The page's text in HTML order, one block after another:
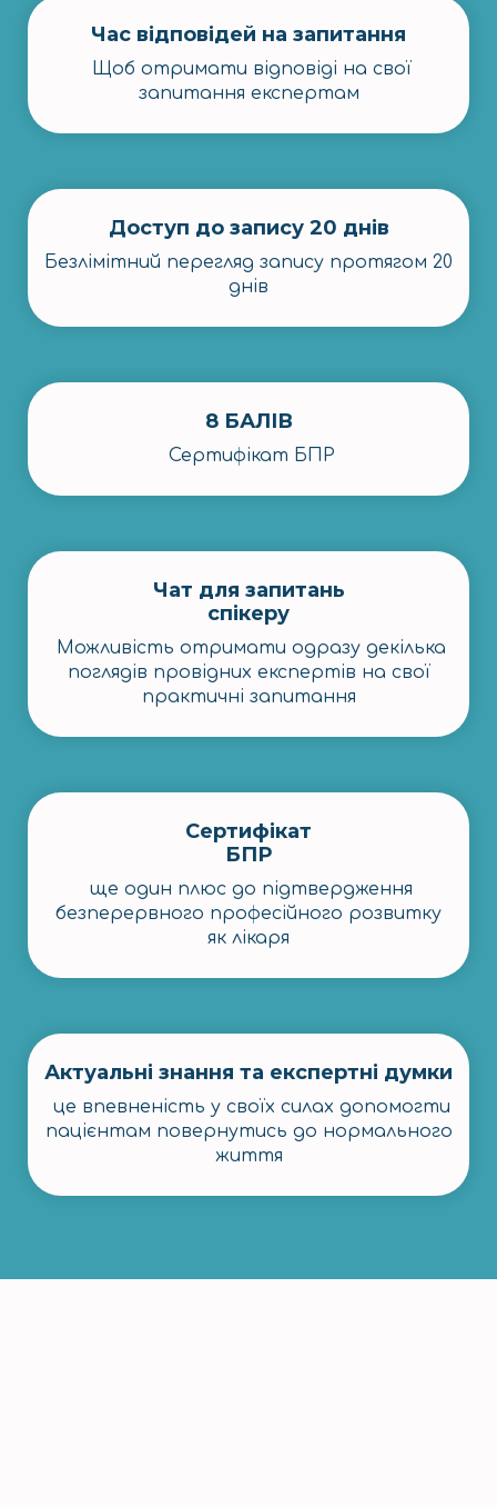
Час відповідей на запитання
Щоб отримати відповіді на свої
запитання експертам
Доступ до запису 20 днів
Безлімітний перегляд запису протягом 20
днів
8 БАЛІВ
Сертифікат БПР
Чат для запитань
спікеру
Можливість отримати одразу декілька
поглядів провідних експертів на свої
практичні запитання
Сертифікат
БПР
ще один плюс до підтвердження
безперервного професійного розвитку
як лікаря
Актуальні знання та експертні думки
це впевненість у своїх силах допомогти
пацієнтам повернутись до нормального
життя